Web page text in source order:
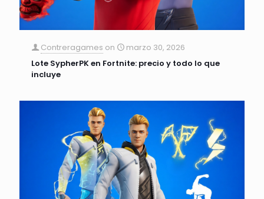
Contreragames on
marzo 30, 2026
Lote SypherPK en Fortnite: precio y todo lo que
incluye